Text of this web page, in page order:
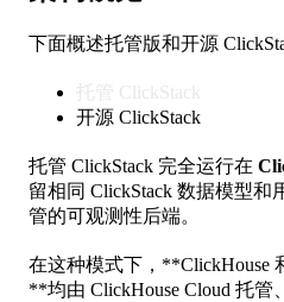
下面概述托管版和开源
托管 ClickStack
开源 ClickStack
托管 ClickStack 完全运行在
留相同 ClickStack 数据模型
管的可观测性后端。
在这种模式下，**ClickHouse
**均由 ClickHouse Cloud 托